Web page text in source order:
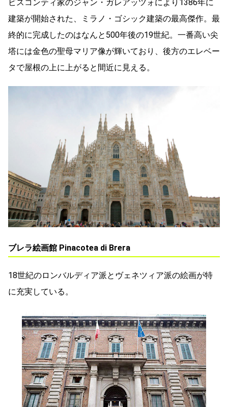
ビスコンティ家のジャン・ガレアッツォにより1386年に
建築が開始された、ミラノ・ゴシック建築の最高傑作。最
終的に完成したのはなんと500年後の19世紀。一番高い尖
塔には金色の聖母マリア像が輝いており、後方のエレベー
タで屋根の上に上がると間近に見える。
ブレラ絵画館 Pinacotea di Brera
18世紀のロンバルディア派とヴェネツィア派の絵画が特
に充実している。